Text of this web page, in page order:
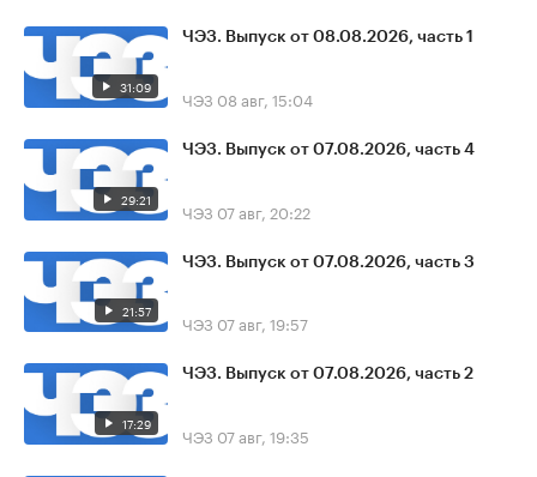
31:09
ЧЭЗ. Выпуск от 08.08.2026, часть 1
ЧЭЗ 08 авг, 15:04
29:21
ЧЭЗ. Выпуск от 07.08.2026, часть 4
ЧЭЗ 07 авг, 20:22
21:57
ЧЭЗ. Выпуск от 07.08.2026, часть 3
ЧЭЗ 07 авг, 19:57
17:29
ЧЭЗ. Выпуск от 07.08.2026, часть 2
ЧЭЗ 07 авг, 19:35